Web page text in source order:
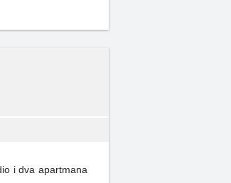
i dva apartmana